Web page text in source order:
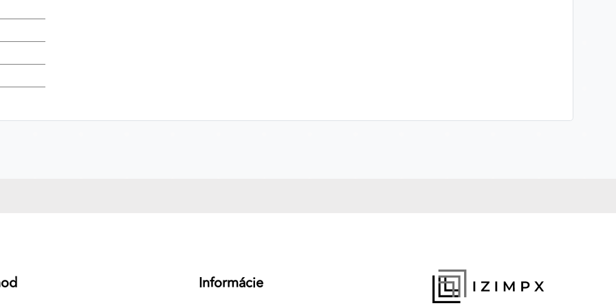
Informácie